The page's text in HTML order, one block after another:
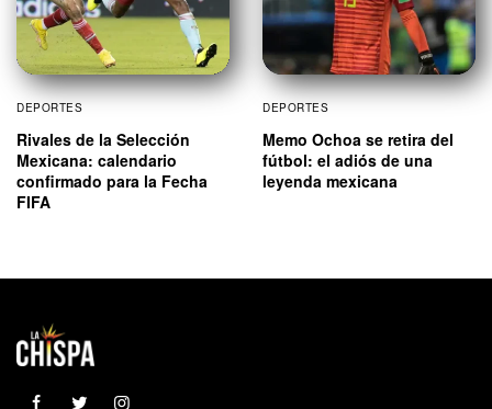
DEPORTES
Rivales de la Selección
Mexicana: calendario
confirmado para la Fecha
FIFA
DEPORTES
Memo Ochoa se retira del
fútbol: el adiós de una
leyenda mexicana